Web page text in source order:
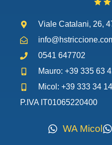
Viale Catalani, 26,
0541 647702
Mauro: +39 335 63
Micol: +39 333 34
P.IVA IT01065220400
WA Micol